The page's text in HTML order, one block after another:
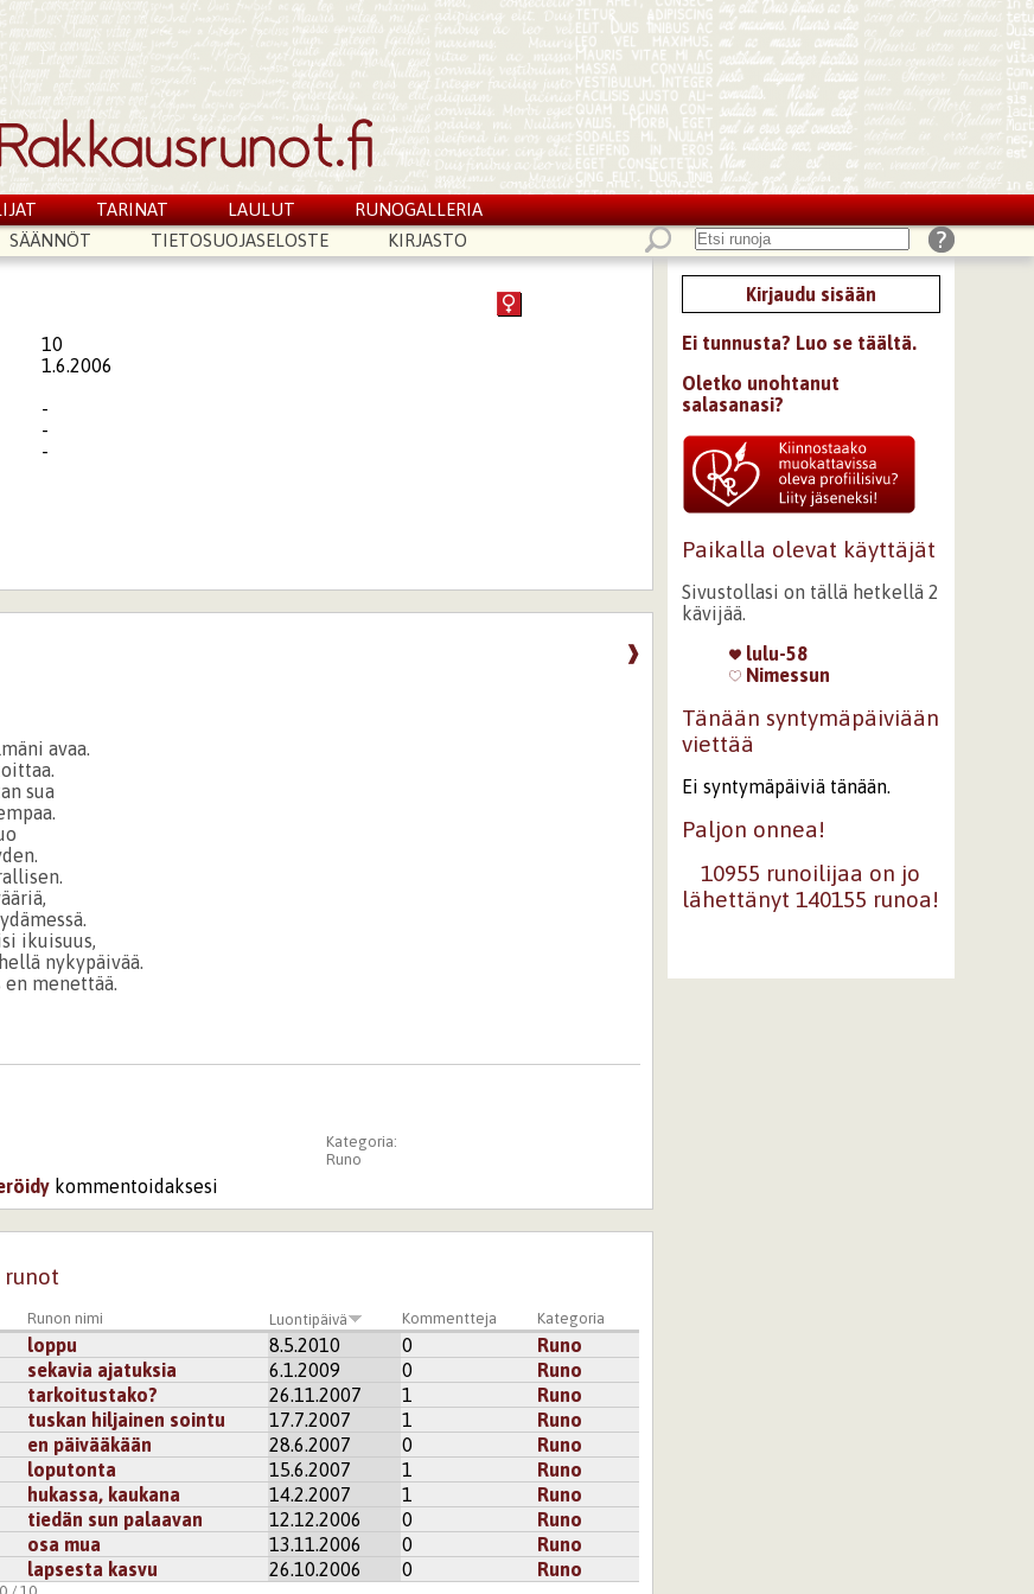
TARINAT LAULUT
RUNOGALLERIA
SÄÄNNÖT TIETOSUOJASELOSTE KIRJASTO
10
1.6.2006
-
-
-
❱
avaa.
sua
ikuisuus,
nykypäivää.
menettää.
Kategoria:
Runo
kommentoidaksesi
Runon nimi Luontipäivä Kommentteja Kategoria
loppu 8.5.2010 0
Runo
sekavia ajatuksia 6.1.2009 0
Runo
tarkoitustako? 26.11.2007 1
Runo
tuskan hiljainen sointu 17.7.2007 1
Runo
en päivääkään 28.6.2007 0
Runo
loputonta 15.6.2007 1
Runo
hukassa, kaukana 14.2.2007 1
Runo
tiedän sun palaavan 12.12.2006 0
Runo
osa mua 13.11.2006 0
Runo
lapsesta kasvu 26.10.2006 0 Runo
Kirjaudu sisään
Ei tunnusta? Luo se täältä.
Oletko unohtanut
salasanasi?
Paikalla olevat käyttäjät
Sivustollasi on tällä hetkellä 2
kävijää.
lulu-58
Nimessun
Tänään syntymäpäiviään
viettää
Ei syntymäpäiviä tänään.
Paljon onnea!
10955 runoilijaa on jo
lähettänyt 140155 runoa!